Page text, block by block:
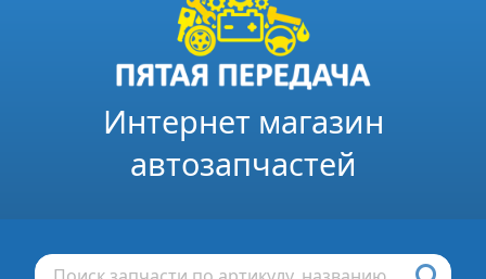
Интернет магазин
автозапчастей